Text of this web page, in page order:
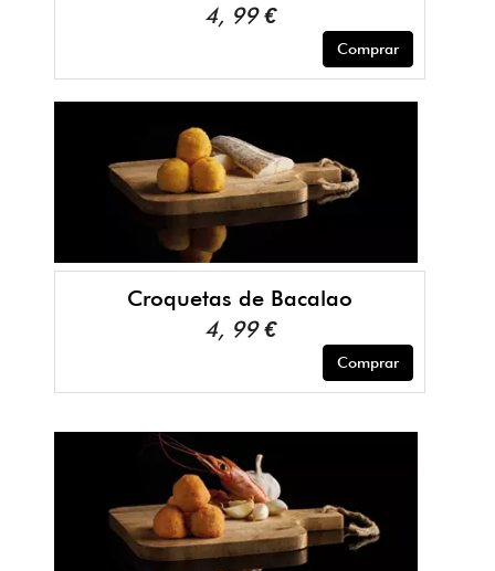
4, 99 €
Comprar
Croquetas de Bacalao
4, 99 €
Comprar